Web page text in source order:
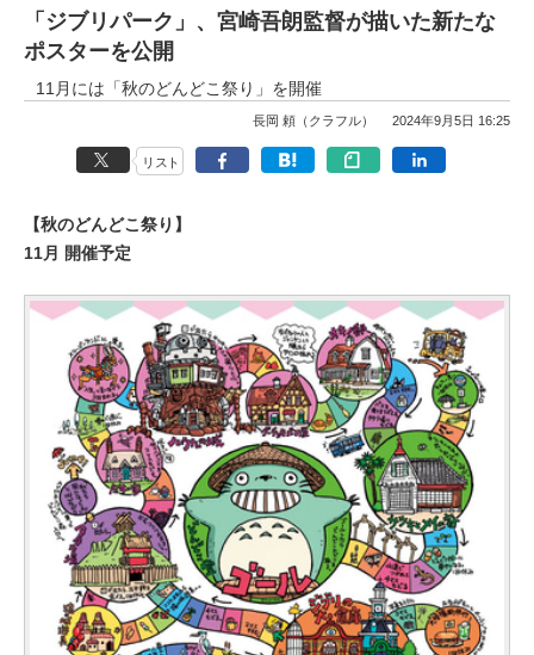
「ジブリパーク」、宮崎吾朗監督が描いた新たな
ポスターを公開
11月には「秋のどんどこ祭り」を開催
長岡 頼（クラフル） 2024年9月5日 16:25
リスト
【秋のどんどこ祭り】
11月 開催予定